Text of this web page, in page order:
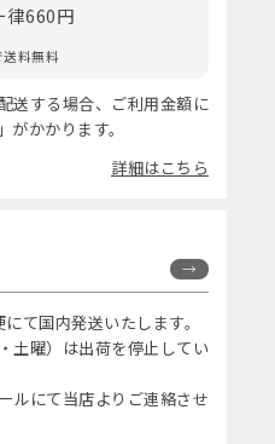
律660円
料無料
送する場合、ご利用金額に
かかります。
詳細はこちら
て国内発送いたします。
土曜）は出荷を停止してい
ルにて当店よりご連絡させ